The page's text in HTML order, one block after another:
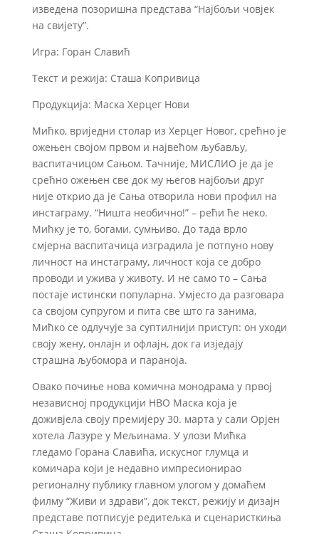
изведена позоришна представа “Најбољи човјек
на свијету”.
Игра: Горан Славић
Текст и режија: Сташа Копривица
Продукција: Маска Херцег Нови
Мићко, вриједни столар из Херцег Новог, срећно је
ожењен својом првом и највећом љубављу,
васпитачицом Сањом. Тачније, МИСЛИО је да је
срећно ожењен све док му његов најбољи друг
није открио да је Сања отворила нови профил на
инстаграму. “Ништа необично!” – рећи ће неко.
Мићку је то, богами, сумњиво. До тада врло
смјерна васпитачица изградила је потпуно нову
личност на инстаграму, личност која се добро
проводи и ужива у животу. И не само то – Сања
постаје истински популарна. Умјесто да разговара
са својом супругом и пита све што га занима,
Мићко се одлучује за суптилнији приступ: он уходи
своју жену, онлајн и офлајн, док га изједају
страшна љубомора и параноја.
Овако почиње нова комична монодрама у првој
независној продукцији НВО Маска која је
доживјела своју премијеру 30. марта у сали Орјен
хотела Лазуре у Мељинама. У улози Мићка
гледамо Горана Славића, искусног глумца и
комичара који је недавно импресионирао
регионалну публику главном улогом у домаћем
филму “Живи и здрави”, док текст, режију и дизајн
представе потписује редитељка и сценаристкиња